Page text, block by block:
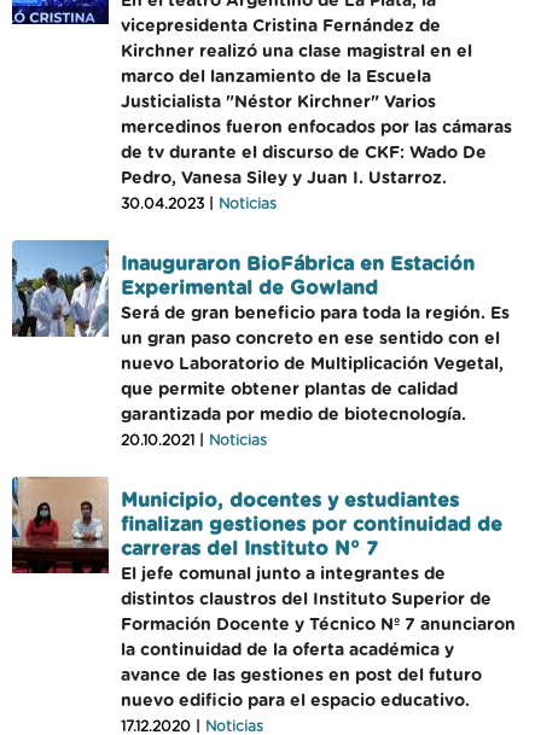
vicepresidenta Cristina Fernández de
Kirchner realizó una clase magistral en el
marco del lanzamiento de la Escuela
Justicialista "Néstor Kirchner" Varios
mercedinos fueron enfocados por las cámaras
de tv durante el discurso de CKF: Wado De
Pedro, Vanesa Siley y Juan I. Ustarroz.
30.04.2023 | Noticias
Inauguraron BioFábrica en Estación
Experimental de Gowland
Será de gran beneficio para toda la región. Es
un gran paso concreto en ese sentido con el
nuevo Laboratorio de Multiplicación Vegetal,
que permite obtener plantas de calidad
garantizada por medio de biotecnología.
20.10.2021 | Noticias
Municipio, docentes y estudiantes
finalizan gestiones por continuidad de
carreras del Instituto N° 7
El jefe comunal junto a integrantes de
distintos claustros del Instituto Superior de
Formación Docente y Técnico Nº 7 anunciaron
la continuidad de la oferta académica y
avance de las gestiones en post del futuro
nuevo edificio para el espacio educativo.
17.12.2020 | Noticias